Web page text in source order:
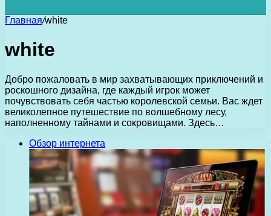
Главная/white
white
Добро пожаловать в мир захватывающих приключений и
роскошного дизайна, где каждый игрок может
почувствовать себя частью королевской семьи. Вас ждет
великолепное путешествие по волшебному лесу,
наполненному тайнами и сокровищами. Здесь…
Обзор интернета